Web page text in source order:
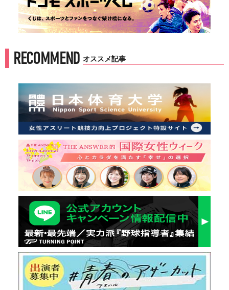
RECOMMEND オススメ記事